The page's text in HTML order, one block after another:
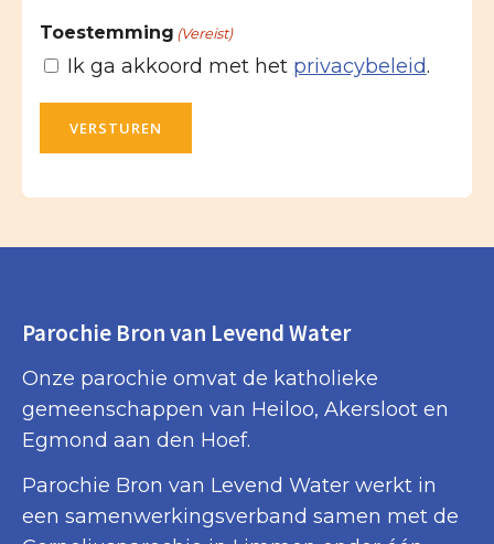
Toestemming (Vereist)
Ik ga akkoord met het privacybeleid.
VERSTUREN
Parochie Bron van Levend Water
Onze parochie omvat de katholieke
gemeenschappen van Heiloo, Akersloot en
Egmond aan den Hoef.
Parochie Bron van Levend Water werkt in
een samenwerkingsverband samen met de